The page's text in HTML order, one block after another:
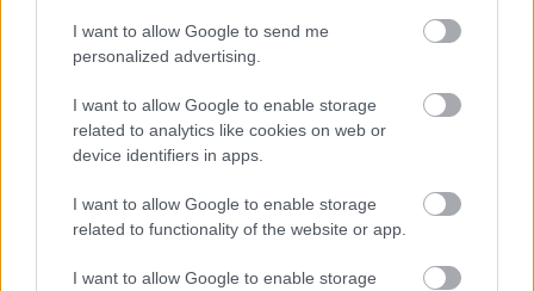
I want to allow Google to send me
personalized advertising.
I want to allow Google to enable storage
related to analytics like cookies on web or
device identifiers in apps.
I want to allow Google to enable storage
related to functionality of the website or app.
I want to allow Google to enable storage
των καρκινικών κυττάρων – Ανοίγει ο
δρόμος για νέες θεραπείες